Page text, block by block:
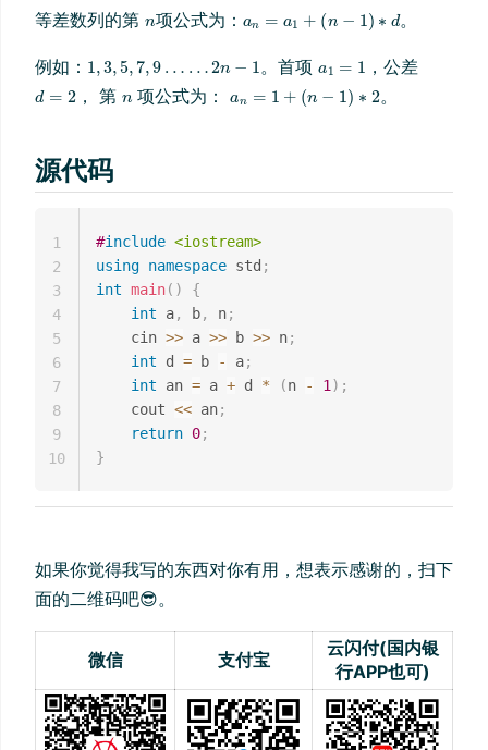
等差数列的第 项公式为： 。
例如： 。首项
，公差
， 第
项公式为： 。
源代码
#include <iostream>
using namespace std ;
int main( )
{
int a, b, n;
    cin
>> a >> b >> n;
int d = b - a;
int an = a + d * (n - 1 ) ;
    cout
<< an;
return 0;
}
1
2
3
4
5
6
7
8
9
10
如果你觉得我写的东西对你有用，想表示感谢的，扫下
面的二维码吧😎。
微信 支付宝
云闪付(国内银
行APP也可)